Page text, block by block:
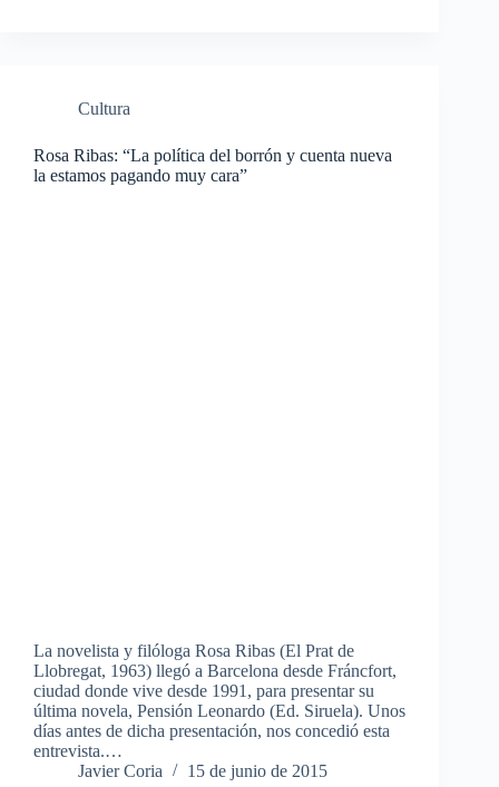
Cultura
Rosa Ribas: “La política del borrón y cuenta nueva
la estamos pagando muy cara”
La novelista y filóloga Rosa Ribas (El Prat de
Llobregat, 1963) llegó a Barcelona desde Fráncfort,
ciudad donde vive desde 1991, para presentar su
última novela, Pensión Leonardo (Ed. Siruela). Unos
días antes de dicha presentación, nos concedió esta
entrevista.…
Javier Coria
15 de junio de 2015